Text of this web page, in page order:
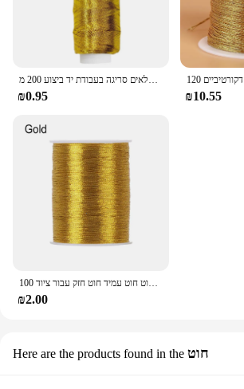
₪0.95 ₪10.55
₪2.00
Here are the products found in the חוט